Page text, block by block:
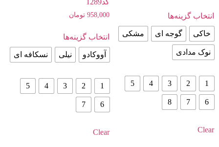
انتخاب گزینه‌ها
خاکی گوجه ای مشکی
نوک مدادی
1
2
3
4
5
6
7
8
Clear
کد1289
958,000 تومان
انتخاب گزینه‌ها
آووکادو نیلی نسکافه ای
1
2
3
4
5
6
7
Clear